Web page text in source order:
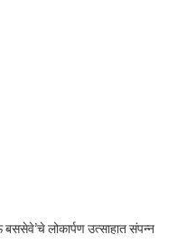
बससेवे’चे लोकार्पण उत्साहात संपन्न